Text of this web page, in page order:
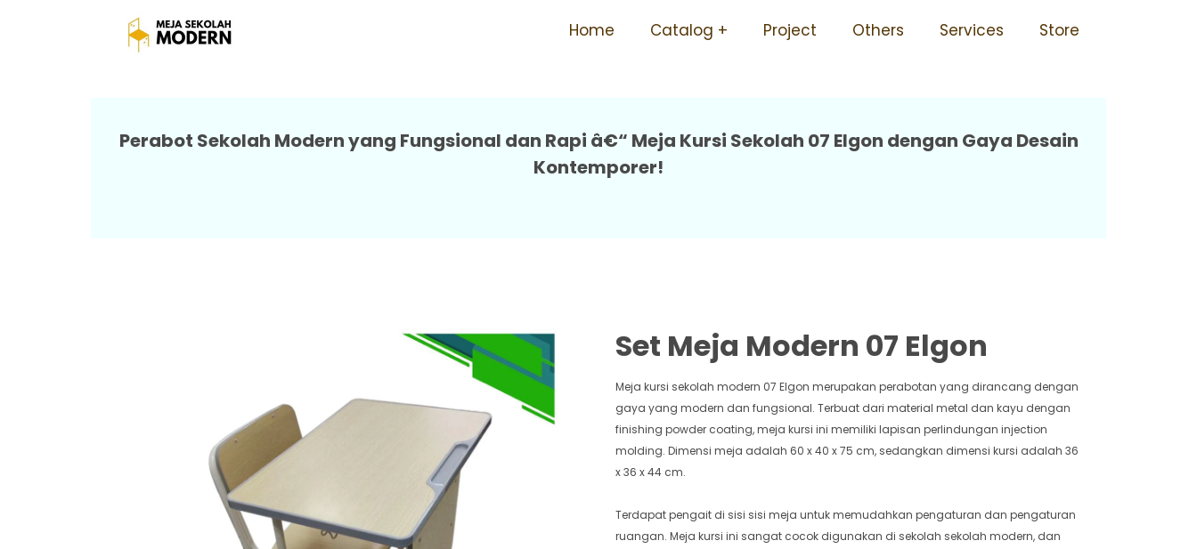
Home Catalog Project Others Services Store
Meja Bangku Sekolah Mudah Perawatan Tidak Rusak 07 Elgon
Perabot Sekolah Modern yang Fungsional dan Rapi â€“ Meja Kursi Sekolah 07 Elgon dengan Gaya Desain
Kontemporer!
Set Meja Modern 07 Elgon
Meja kursi sekolah modern 07 Elgon merupakan perabotan yang dirancang dengan
gaya yang modern dan fungsional. Terbuat dari material metal dan kayu dengan
finishing powder coating, meja kursi ini memiliki lapisan perlindungan injection
molding. Dimensi meja adalah 60 x 40 x 75 cm, sedangkan dimensi kursi adalah 36
x 36 x 44 cm.
Terdapat pengait di sisi sisi meja untuk memudahkan pengaturan dan pengaturan
ruangan. Meja kursi ini sangat cocok digunakan di sekolah sekolah modern, dan